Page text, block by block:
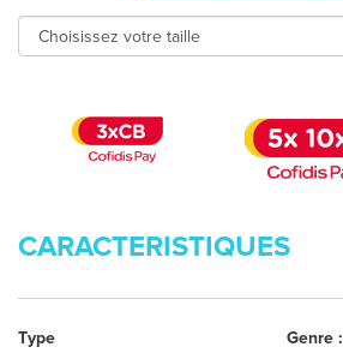
CARACTERISTIQUES
Type Genre :